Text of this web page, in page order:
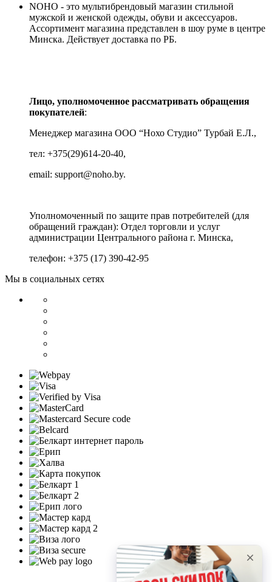
NOHO - это мультибрендовый магазин стильной
мужской и женской одежды, обуви и аксессуаров.
Ассортимент магазина представлен в шоу руме в центре
Минска. Действует доставка по РБ.
Лицо, уполномоченное рассматривать обращения
покупателей:
Менеджер магазина ООО “Нохо Студио” Турбай Е.Л.,
тел: +375(29)614-20-40,
email: support@noho.by.
Уполномоченный по защите прав потребителей (для
обращений граждан): Отдел торговли и услуг
администрации Центрального района г. Минска,
телефон: +375 (17) 390-42-95
Мы в социальных сетях